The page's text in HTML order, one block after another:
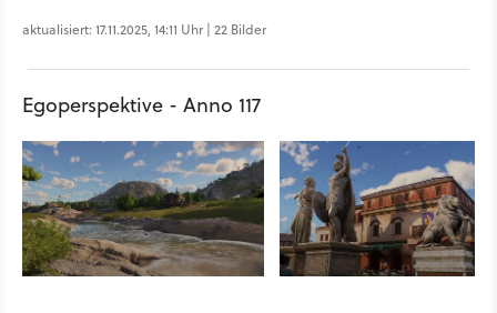
aktualisiert: 17.11.2025, 14:11 Uhr | 22 Bilder
Egoperspektive - Anno 117